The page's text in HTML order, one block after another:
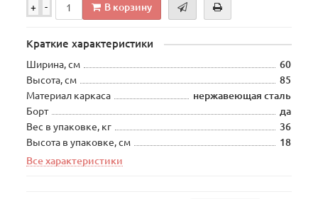
+ - В корзину
Краткие характеристики
Ширина, см
60
Высота, см
85
Материал каркаса
нержавеющая сталь
Борт
да
Вес в упаковке, кг
36
Высота в упаковке, см
18
Все характеристики